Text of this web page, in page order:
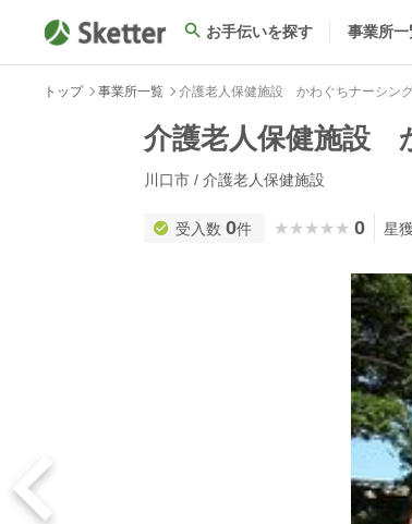
お手伝いを探す 事業所一
トップ 事業所一覧 介護老人保健施設 かわぐちナーシン
介護老人保健施設
川口市 / 介護老人保健施設
受入数 0件 ★★★★★
★★★★★ 0 星